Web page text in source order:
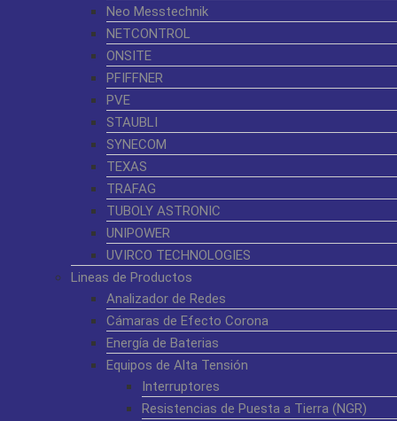
Neo Messtechnik
NETCONTROL
ONSITE
PFIFFNER
PVE
STAUBLI
SYNECOM
TEXAS
TRAFAG
TUBOLY ASTRONIC
UNIPOWER
UVIRCO TECHNOLOGIES
Lineas de Productos
Analizador de Redes
Cámaras de Efecto Corona
Energía de Baterias
Equipos de Alta Tensión
Interruptores
Resistencias de Puesta a Tierra (NGR)